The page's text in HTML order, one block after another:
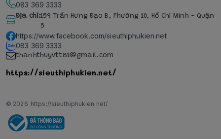
083 369 3333
Địa chỉ:159 Trần Hưng Đạo B, Phường 10, Hồ Chí Minh - Quận
5
https://www.facebook.com/sieuthiphukien.net
083 369 3333
thanhthuyvtt81@gmail.com
https://sieuthiphukien.net/
© 2026 https://sieuthiphukien.net/